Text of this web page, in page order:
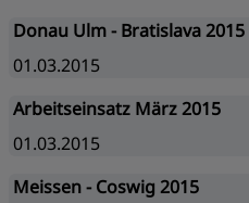
Donau Ulm - Bratislava 2015
01.03.2015
Arbeitseinsatz März 2015
01.03.2015
Meissen - Coswig 2015